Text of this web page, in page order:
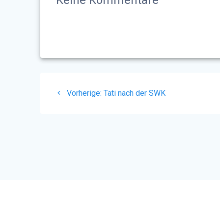
Beitragsnavigation
Vorherige: Vorheriger
Tati nach der SWK